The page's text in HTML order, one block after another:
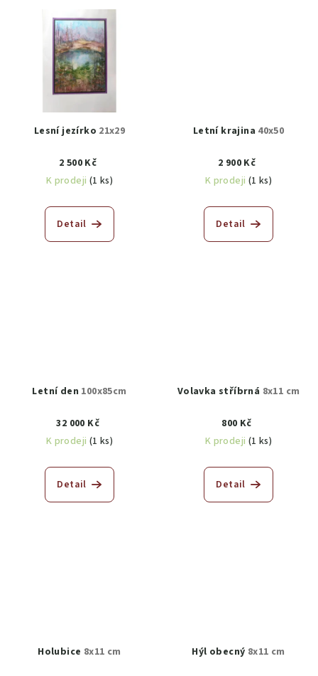
Lesní jezírko 21x29
2 500 Kč
K prodeji (1 ks)
Detail
Letní krajina 40x50
2 900 Kč
K prodeji (1 ks)
Detail
Letní den 100x85cm
32 000 Kč
K prodeji (1 ks)
Detail
Volavka stříbrná 8x11 cm
800 Kč
K prodeji (1 ks)
Detail
Holubice 8x11 cm Hýl obecný 8x11 cm